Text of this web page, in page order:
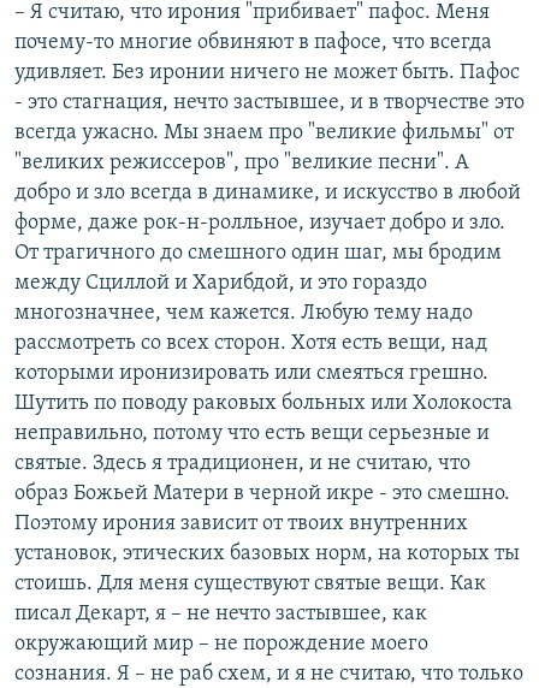
– Я считаю, что ирония "прибивает" пафос. Меня
почему-то многие обвиняют в пафосе, что всегда
удивляет. Без иронии ничего не может быть. Пафос
- это стагнация, нечто застывшее, и в творчестве это
всегда ужасно. Мы знаем про "великие фильмы" от
"великих режиссеров", про "великие песни". А
добро и зло всегда в динамике, и искусство в любой
форме, даже рок-н-ролльное, изучает добро и зло.
От трагичного до смешного один шаг, мы бродим
между Сциллой и Харибдой, и это гораздо
многозначнее, чем кажется. Любую тему надо
рассмотреть со всех сторон. Хотя есть вещи, над
которыми иронизировать или смеяться грешно.
Шутить по поводу раковых больных или Холокоста
неправильно, потому что есть вещи серьезные и
святые. Здесь я традиционен, и не считаю, что
образ Божьей Матери в черной икре - это смешно.
Поэтому ирония зависит от твоих внутренних
установок, этических базовых норм, на которых ты
стоишь. Для меня существуют святые вещи. Как
писал Декарт, я – не нечто застывшее, как
окружающий мир – не порождение моего
сознания. Я – не раб схем, и я не считаю, что только